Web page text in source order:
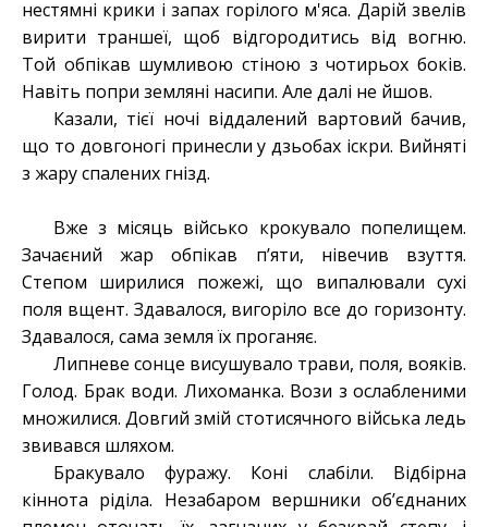
нестямні крики і запах горілого м'яса. Дарій звелів
вирити траншеї, щоб відгородитись від вогню.
Той обпікав шумливою стіною з чотирьох боків.
Навіть попри земляні насипи. Але далі не йшов.
Казали, тієї ночі віддалений вартовий бачив,
що то довгоногі принесли у дзьобах іскри. Вийняті
з жару спалених гнізд.
Вже з місяць військо крокувало попелищем.
Зачаєний жар обпікав п’яти, нівечив взуття.
Степом ширилися пожежі, що випалювали сухі
поля вщент. Здавалося, вигоріло все до горизонту.
Здавалося, сама земля їх проганяє.
Липневе сонце висушувало трави, поля, вояків.
Голод. Брак води. Лихоманка. Вози з ослабленими
множилися. Довгий змій стотисячного війська ледь
звивався шляхом.
Бракувало фуражу. Коні слабіли. Відбірна
кіннота ріділа. Незабаром вершники об’єднаних